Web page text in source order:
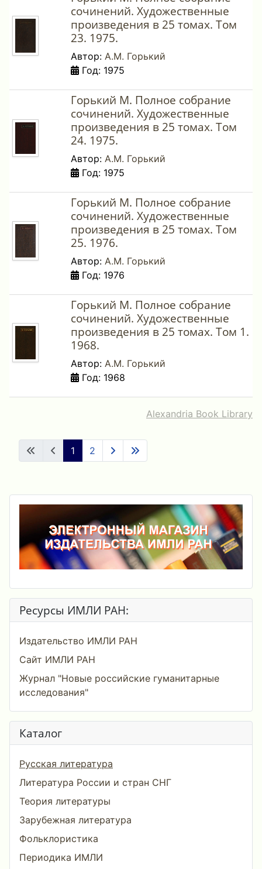
сочинений. Художественные
произведения в 25 томах. Том
23. 1975.
Автор: А.М. Горький
Год: 1975
Горький М. Полное собрание
сочинений. Художественные
произведения в 25 томах. Том
24. 1975.
Автор: А.М. Горький
Год: 1975
Горький М. Полное собрание
сочинений. Художественные
произведения в 25 томах. Том
25. 1976.
Автор: А.М. Горький
Год: 1976
Горький М. Полное собрание
сочинений. Художественные
произведения в 25 томах. Том 1.
1968.
Автор: А.М. Горький
Год: 1968
Alexandria Book Library
1 2
Ресурсы ИМЛИ РАН:
Издательство ИМЛИ РАН
Сайт ИМЛИ РАН
Журнал "Новые российские гуманитарные
исследования"
Каталог
Русская литература
Литература России и стран СНГ
Теория литературы
Зарубежная литература
Фольклористика
Периодика ИМЛИ